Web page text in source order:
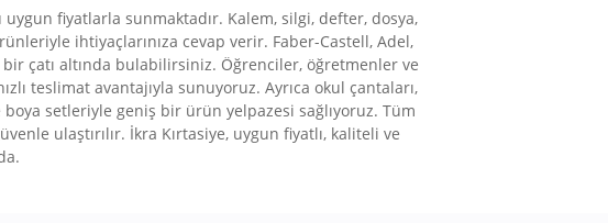
fiyatlarla sunmaktadır. Kalem, silgi, defter, dosya,
ihtiyaçlarınıza cevap verir. Faber-Castell, Adel,
çatı altında bulabilirsiniz. Öğrenciler, öğretmenler ve
teslimat avantajıyla sunuyoruz. Ayrıca okul çantaları,
setleriyle geniş bir ürün yelpazesi sağlıyoruz. Tüm
ulaştırılır. İkra Kırtasiye, uygun fiyatlı, kaliteli ve